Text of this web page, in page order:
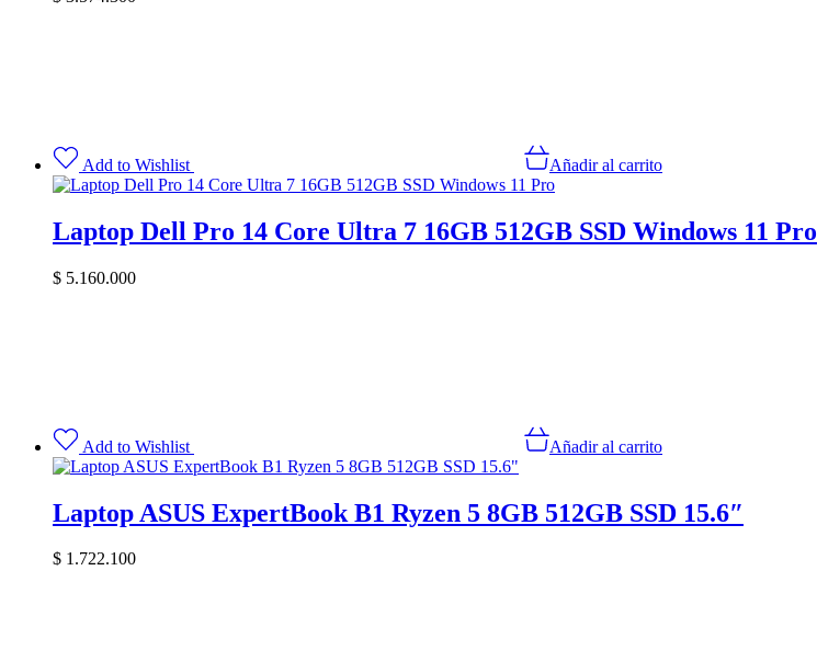
Add to Wishlist Añadir al carrito
Laptop Dell Pro 14 Core Ultra 7 16GB 512GB SSD Windows 11 Pro
$ 5.160.000
Add to Wishlist Añadir al carrito
Laptop ASUS ExpertBook B1 Ryzen 5 8GB 512GB SSD 15.6″
$ 1.722.100